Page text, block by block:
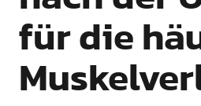
für die